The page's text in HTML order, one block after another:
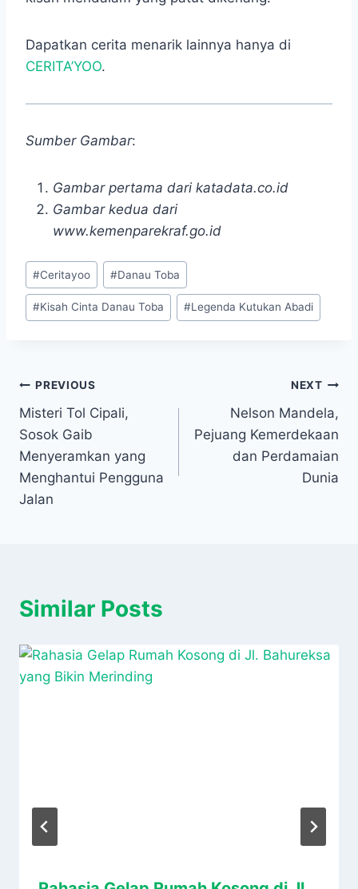
Dapatkan cerita menarik lainnya hanya di
CERITA’YOO.
Sumber Gambar:
Gambar pertama dari katadata.co.id
Gambar kedua dari
www.kemenparekraf.go.id
Post
Tags:
#Ceritayoo #Danau Toba
#Kisah Cinta Danau Toba #Legenda Kutukan Abadi
Navigasi
pos
PREVIOUS
Misteri Tol Cipali,
Sosok Gaib
Menyeramkan yang
Menghantui Pengguna
Jalan
NEXT
Nelson Mandela,
Pejuang Kemerdekaan
dan Perdamaian
Dunia
Similar Posts